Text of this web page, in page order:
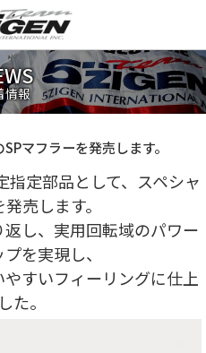
情報
マフラーを発売します。
指定部品として、スペシャ
売します。
し、実用回転域のパワー
を実現し、
すいフィーリングに仕上
た。